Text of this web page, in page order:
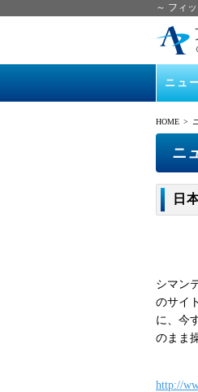
～ フィ
ニュ
緊急情報
協議
ニュ
HOME >
ニ
日
シマン
のサイ
に、今
のまま
http://